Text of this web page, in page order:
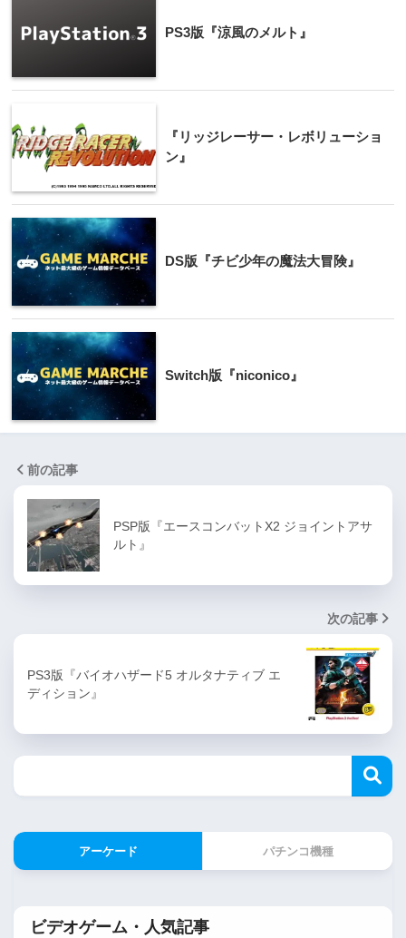
PS3版『涼風のメルト』
『リッジレーサー・レボリューショ
ン』
DS版『チビ少年の魔法大冒険』
Switch版『niconico』
前の記事
PSP版『エースコンバットX2 ジョイントアサ
ルト』
次の記事
PS3版『バイオハザード5 オルタナティブ エ
ディション』
アーケード パチンコ機種
ビデオゲーム・人気記事